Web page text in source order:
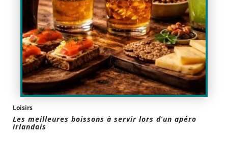
Loisirs
Les meilleures boissons à servir lors d’un apéro
irlandais